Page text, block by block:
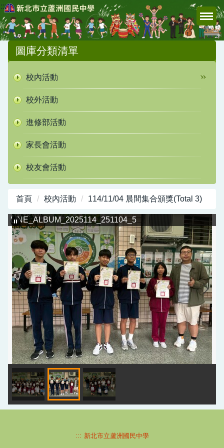
跳
到
主
要
:::
圖庫分類清單
校內活動
校外活動
進修部活動
家長會活動
校友會活動
首頁 校內活動 114/11/04 晨間集合頒獎(Total 3)
LINE_ALBUM_2025114_251104_5
::: 新北市立蘆洲國民中學